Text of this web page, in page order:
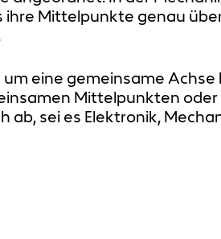
Mittelpunkte genau
eine gemeinsame
Mittelpunkten
sei es Elektronik,